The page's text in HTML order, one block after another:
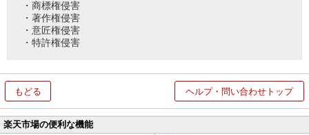
・商標権侵害
・著作権侵害
・意匠権侵害
・特許権侵害
もどる ヘルプ・問い合わせトップ
楽天市場の便利な機能